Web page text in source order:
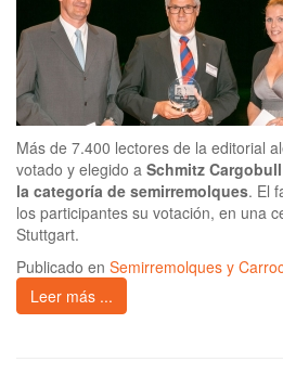
Más de 7.400 lectores de la editorial
votado y elegido a Schmitz Cargobull
la categoría de semirremolques. El
los participantes su votación, en una
Stuttgart.
Publicado en Semirremolques y
Leer más ...